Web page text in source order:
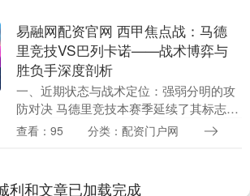
易融网配资官网 西甲焦点战：马德
里竞技VS巴列卡诺——战术博弈与
胜负手深度剖析
一、近期状态与战术定位：强弱分明的攻
防对决 马德里竞技本赛季延续了其标志性
的“铁血防守+高效反击”体系，尽管联赛初
查看：95 分类：配资门户网
利和文章已加载完成